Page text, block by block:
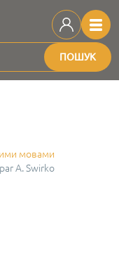
ПОШУК
мовами
A. Swirko